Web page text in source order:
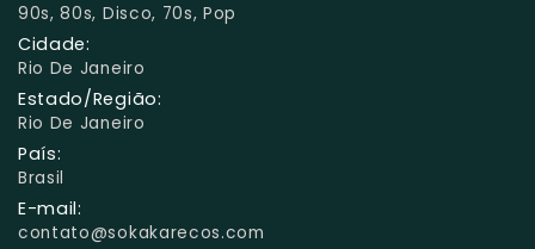
90s, 80s, Disco, 70s, Pop
Cidade:
Rio De Janeiro
Estado/Região:
Rio De Janeiro
País:
Brasil
E-mail:
contato@sokakarecos.com